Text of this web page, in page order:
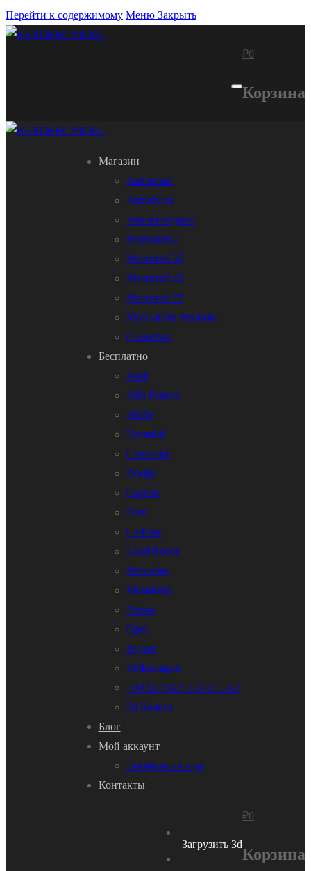
Перейти к содержимому Меню Закрыть
₽0
Корзина
Магазин
Автокран
Автобусы
Автогрейдеры
Вертолеты
Масштаб 35
Масштаб 43
Масштаб 72
Мото-вело техника
Самосвал
Бесплатно
Audi
Alfa Romeo
BMW
Hyundai
Chevrolet
Dodge
Gazelle
Ford
Cadillac
Land Rover
Mercedes
Mitsubishi
Nissan
Opel
Toyota
Volkswagen
LADA-VAZ- GAZ-UAZ
3d Колеса
Блог
Мой аккаунт
Профиль автора
Контакты
Загрузить 3d
₽0
Корзина